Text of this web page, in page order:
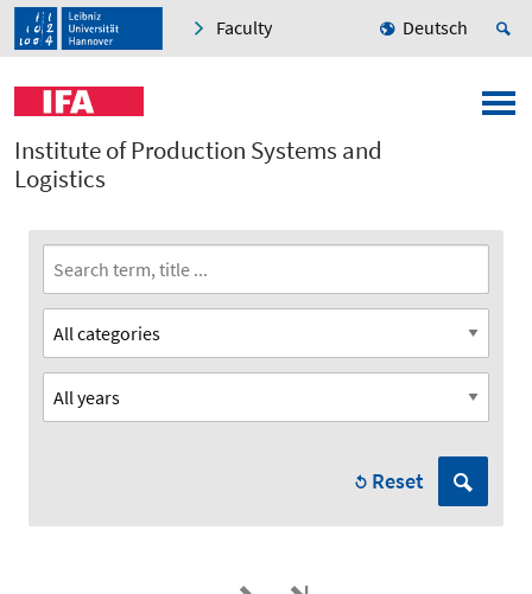
Faculty Deutsch
Institute of Production Systems and
Logistics
Reset